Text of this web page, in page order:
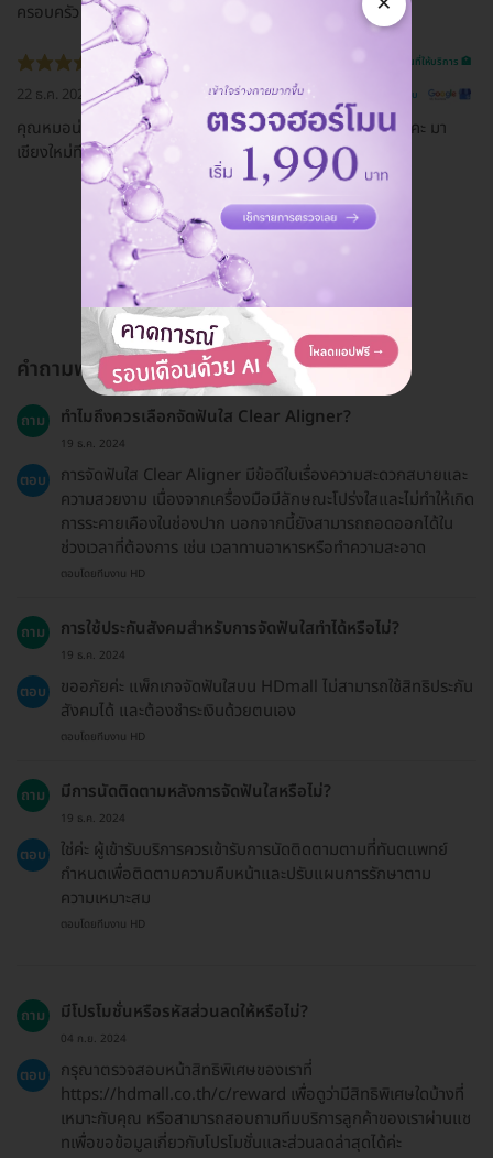
ครอบครัว คลินิกสะอาด บริการรวดเร็วให้ 5 ดาวเลยค่าา
รีวิวสถานที่ให้บริการ 🏥
22 ธ.ค. 2022 ดูรีวิวต้นฉบับ
คุณหมอน่ารัก มือเบามาก ให้คำแนะนำเป็นอย่างดี ประทับใจมากคะ มา
เชียงใหม่ทีไรต้องแวะมาตรวจสุขภาพฟันกับคุณหมอตลอดคะ
ดูรีวิวทั้งหมด
คำถามพบบ่อย
ถาม ทำไมถึงควรเลือกจัดฟันใส Clear Aligner?
19 ธ.ค. 2024
ตอบ
การจัดฟันใส Clear Aligner มีข้อดีในเรื่องความสะดวกสบายและ
ความสวยงาม เนื่องจากเครื่องมือมีลักษณะโปร่งใสและไม่ทำให้เกิด
การระคายเคืองในช่องปาก นอกจากนี้ยังสามารถถอดออกได้ใน
ช่วงเวลาที่ต้องการ เช่น เวลาทานอาหารหรือทำความสะอาด
ตอบโดยทีมงาน HD
ถาม การใช้ประกันสังคมสำหรับการจัดฟันใสทำได้หรือไม่?
19 ธ.ค. 2024
ตอบ
ขออภัยค่ะ แพ็กเกจจัดฟันใสบน HDmall ไม่สามารถใช้สิทธิประกัน
สังคมได้ และต้องชำระเงินด้วยตนเอง
ตอบโดยทีมงาน HD
ถาม มีการนัดติดตามหลังการจัดฟันใสหรือไม่?
19 ธ.ค. 2024
ตอบ
ใช่ค่ะ ผู้เข้ารับบริการควรเข้ารับการนัดติดตามตามที่ทันตแพทย์
กำหนดเพื่อติดตามความคืบหน้าและปรับแผนการรักษาตาม
ความเหมาะสม
ตอบโดยทีมงาน HD
ถาม มีโปรโมชั่นหรือรหัสส่วนลดให้หรือไม่?
04 ก.ย. 2024
ตอบ
กรุณาตรวจสอบหน้าสิทธิพิเศษของเราที่
https://hdmall.co.th/c/reward เพื่อดูว่ามีสิทธิพิเศษใดบ้างที่
เหมาะกับคุณ หรือสามารถสอบถามทีมบริการลูกค้าของเราผ่านแช
ทเพื่อขอข้อมูลเกี่ยวกับโปรโมชั่นและส่วนลดล่าสุดได้ค่ะ